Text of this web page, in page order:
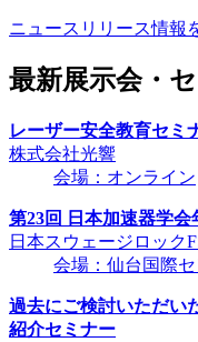
ニュースリリース情報
最新展示会・
レーザー安全教育セミ
株式会社光響
会場：オンライン
第23回 日本加速器学会
日本スウェージロック
会場：仙台国際
過去にご検討いただい
紹介セミナー